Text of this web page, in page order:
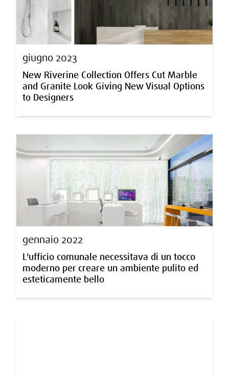
giugno 2023
New Riverine Collection Offers Cut Marble
and Granite Look Giving New Visual Options
to Designers
gennaio 2022
L'ufficio comunale necessitava di un tocco
moderno per creare un ambiente pulito ed
esteticamente bello